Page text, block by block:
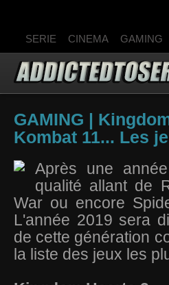
SERIE CINEMA GAMING
GAMING |
Kombat 11... Les
Après une
qualité allant de
War ou encore
L'année 2019 sera
de cette génération
la liste des jeux les